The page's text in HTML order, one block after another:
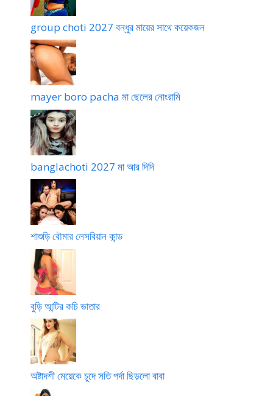
group choti 2027 বন্ধুর মায়ের সাথে কয়েকজন
mayer boro pacha মা ছেলের নোংরামি
banglachoti 2027 মা আর দিদি
শাশুড়ি বৌমার লেসবিয়ান কান্ড
বুড়ি আন্টির কচি ভাতার
অষ্টাদশী মেয়েকে চুদে সতি পর্দা ছিড়লো বাবা